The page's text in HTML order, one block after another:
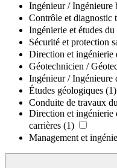
Ingénieur / Ingénieure
Contrôle et diagnostic
Ingénierie et études
Sécurité et protection
Direction et ingénierie
Géotechnicien /
Ingénieur / Ingénieure
Études géologiques (1)
Conduite de travaux
Direction et ingénierie
carrières (1)
Management et